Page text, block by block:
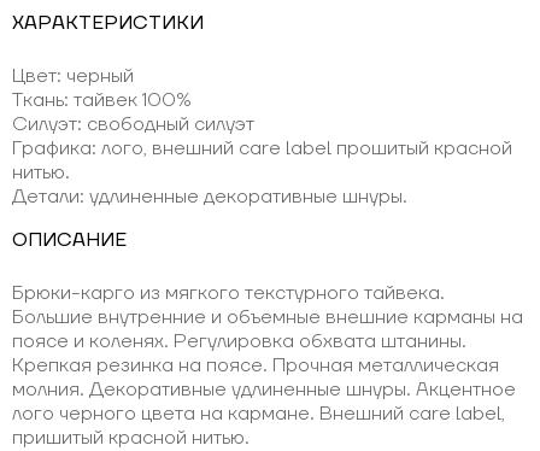
ХАРАКТЕРИСТИКИ
Цвет: черный
Ткань: тайвек 100%
Силуэт: свободный силуэт
Графика: лого, внешний care label прошитый красной
нитью.
Детали: удлиненные декоративные шнуры.
ОПИСАНИЕ
Брюки-карго из мягкого текстурного тайвека.
Большие внутренние и объемные внешние карманы на
поясе и коленях. Регулировка обхвата штанины.
Крепкая резинка на поясе. Прочная металлическая
молния. Декоративные удлиненные шнуры. Акцентное
лого черного цвета на кармане. Внешний care label,
пришитый красной нитью.